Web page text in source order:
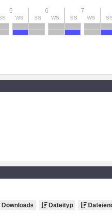
5 6 7
WS SS WS SS WS SS
Dateityp